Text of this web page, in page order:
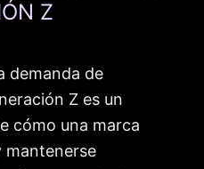
Z
demanda de
Z es un
cómo una marca
mantenerse